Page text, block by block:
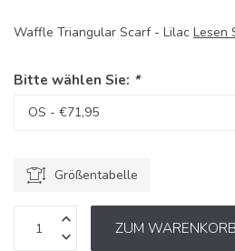
Waffle Triangular Scarf - Lilac Lesen
Bitte wählen Sie: *
Größentabelle
ZUM